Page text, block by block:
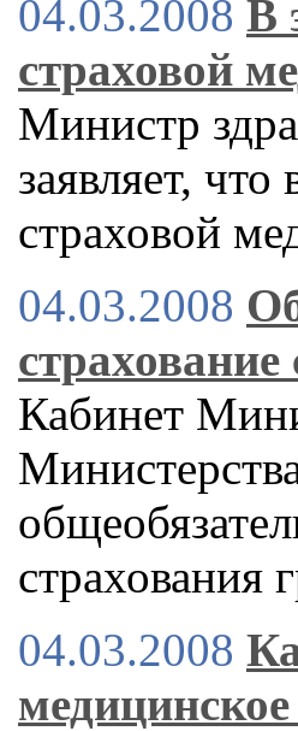
04.03.2008 В
страховой
Министр
заявляет,
страховой
04.03.2008
Кабинет
страхования
04.03.2008